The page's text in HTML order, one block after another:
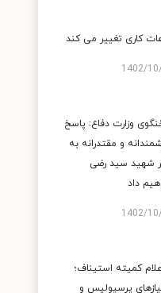
کاری تغییر می‌ کند
1402/
وزارت دفاع: پاسخ
و مقتدرانه به
شهید سید رضی
داد
1402/
کمیته استیناف؛
پرسپولیس و